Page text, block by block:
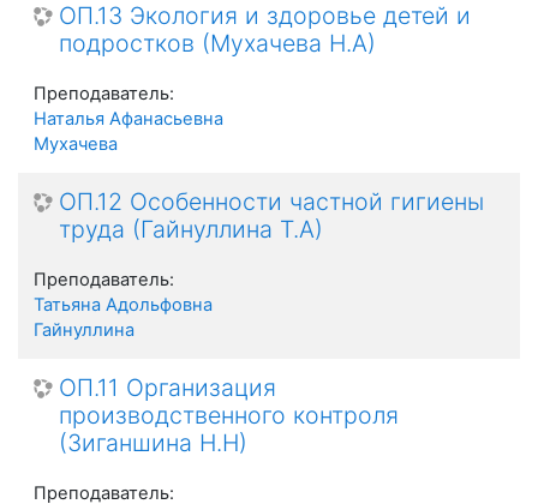
ОП.13 Экология и здоровье детей и
подростков (Мухачева Н.А)
Преподаватель:
Наталья Афанасьевна
Мухачева
ОП.12 Особенности частной гигиены
труда (Гайнуллина Т.А)
Преподаватель:
Татьяна Адольфовна
Гайнуллина
ОП.11 Организация
производственного контроля
(Зиганшина Н.Н)
Преподаватель: